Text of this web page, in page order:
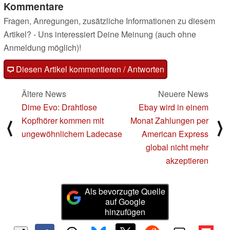
Kommentare
Fragen, Anregungen, zusätzliche Informationen zu diesem
Artikel? - Uns interessiert Deine Meinung (auch ohne
Anmeldung möglich)!
Diesen Artikel kommentieren / Antworten
⟨
Ältere News
Dime Evo: Drahtlose
Kopfhörer kommen mit
ungewöhnlichem Ladecase
Neuere News
Ebay wird in einem
Monat Zahlungen per
American Express
global nicht mehr
akzeptieren
⟩
Als bevorzugte Quelle
auf Google
hinzufügen